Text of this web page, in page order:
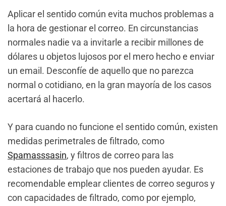
Aplicar el sentido común evita muchos problemas a
la hora de gestionar el correo. En circunstancias
normales nadie va a invitarle a recibir millones de
dólares u objetos lujosos por el mero hecho e enviar
un email. Desconfíe de aquello que no parezca
normal o cotidiano, en la gran mayoría de los casos
acertará al hacerlo.
Y para cuando no funcione el sentido común, existen
medidas perimetrales de filtrado, como
Spamasssasin, y filtros de correo para las
estaciones de trabajo que nos pueden ayudar. Es
recomendable emplear clientes de correo seguros y
con capacidades de filtrado, como por ejemplo,